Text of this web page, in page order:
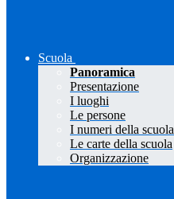
Scuola
Panoramica
Presentazione
I luoghi
Le persone
I numeri della scuola
Le carte della scuola
Organizzazione